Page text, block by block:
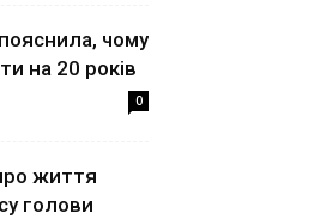
чому
на 20 років
0
життя
голови